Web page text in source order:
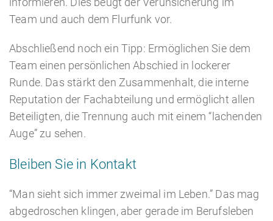
Team und auch dem Flurfunk vor.
Abschließend noch ein Tipp: Ermöglichen Sie dem
Team einen persönlichen Abschied in lockerer
Runde. Das stärkt den Zusammenhalt, die interne
Reputation der Fachabteilung und ermöglicht allen
Beteiligten, die Trennung auch mit einem “lachenden
Auge” zu sehen.
Bleiben Sie in Kontakt
“Man sieht sich immer zweimal im Leben.” Das mag
abgedroschen klingen, aber gerade im Berufsleben